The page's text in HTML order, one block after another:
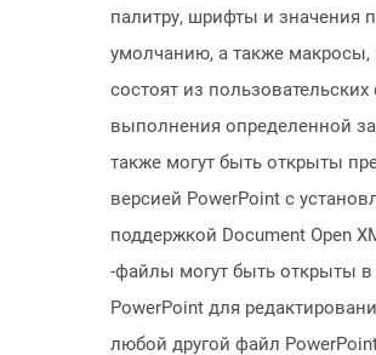
палитру, шрифты и значения
умолчанию, а также макросы,
состоят из
выполнения определенной
также могут быть открыты
версией PowerPoint с
поддержкой Document Open
-файлы могут быть открыты
PowerPoint для
любой другой файл